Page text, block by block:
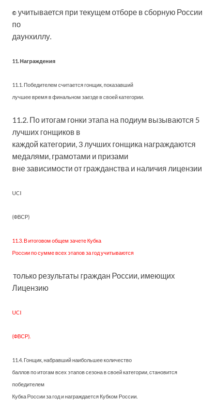
© учитывается при текущем отборе в сборную России
по
даунхиллу.
11. Награждения
11.1. Победителем считается гонщик, показавший
лучшее время в финальном заезде в своей категории.
11.2. По итогам гонки этапа на подиум вызываются 5
лучших гонщиков в
каждой категории, 3 лучших гонщика награждаются
медалями, грамотами и призами
вне зависимости от гражданства и наличия лицензии
UCI
(ФВСР)
11.3. В итоговом общем зачете Кубка
России по сумме всех этапов за год учитываются
только результаты граждан России, имеющих
Лицензию
UCI
(ФВСР).
11.4. Гонщик, набравший наибольшее количество
баллов по итогам всех этапов сезона в своей категории, становится
победителем
Кубка России за год и награждается Кубком России.